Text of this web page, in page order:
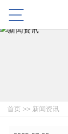
首页 >> 新闻资讯